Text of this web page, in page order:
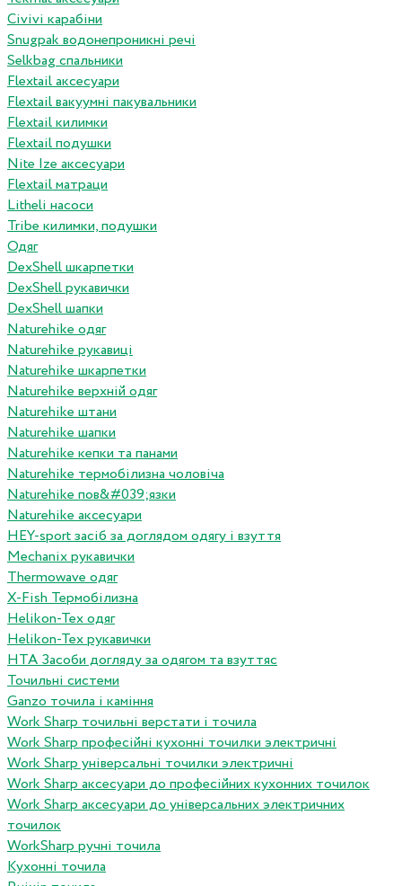
Сivivi карабіни
Snugpak водонепроникні речі
Selkbag спальники
Flextail аксесуари
Flextail вакуумні пакувальники
Flextail килимки
Flextail подушки
Nite Ize аксесуари
Flextail матраци
Litheli насоси
Tribe килимки, подушки
Одяг
DexShell шкарпетки
DexShell рукавички
DexShell шапки
Naturehike одяг
Naturehike рукавиці
Naturehike шкарпетки
Naturehike верхній одяг
Naturehike штани
Naturehike шапки
Naturehike кепки та панами
Naturehike термобілизна чоловіча
Naturehike пов&#039;язки
Naturehike аксесуари
HEY-sport засіб за доглядом одягу і взуття
Mechanix рукавички
Thermowave одяг
X-Fish Термобілизна
Helikon-Tex одяг
Helikon-Tex рукавички
HTA Засоби догляду за одягом та взуттяс
Точильні системи
Ganzo точила і каміння
Work Sharp точильні верстати і точила
Work Sharp професiйнi кухоннi точилки электричнi
Work Sharp унiверсальнi точилки электричнi
Work Sharp аксесуари до професiйних кухонних точилок
Work Sharp аксесуари до унiверсальних электричних
точилок
WorkSharp ручні точила
Кухонні точила